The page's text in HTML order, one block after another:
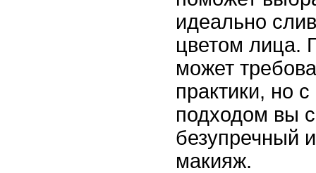
идеально
цветом лица.
может
практики, но
подходом вы
безупречный
макияж.